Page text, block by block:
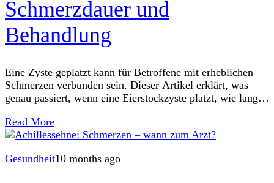
Schmerzdauer und
Behandlung
Eine Zyste geplatzt kann für Betroffene mit erheblichen
Schmerzen verbunden sein. Dieser Artikel erklärt, was
genau passiert, wenn eine Eierstockzyste platzt, wie lange
Read More
Gesundheit10 months ago